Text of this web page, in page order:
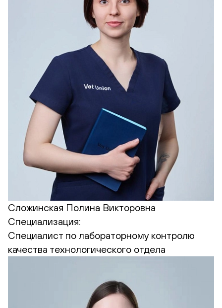
Сложинская Полина Викторовна
Специализация:
Cпециалист по лабораторному контролю
качества технологического отдела